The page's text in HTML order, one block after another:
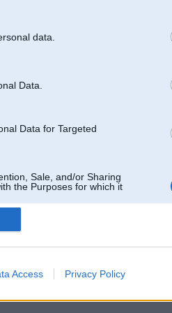
data.
Data.
Data for Targeted
Sale, and/or Sharing
the Purposes for which it
Access Privacy Policy